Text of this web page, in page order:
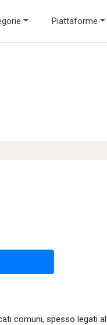
Piattaforme
comuni, spesso legati